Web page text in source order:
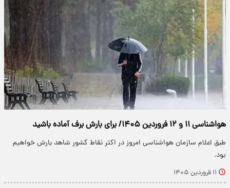
هواشناسی ۱۱ و ۱۲ فروردین ۱۴۰۵/ برای بارش برف آماده باشید
طبق اعلام سازمان هواشناسی امروز در اکثر نقاط کشور شاهد بارش خواهیم
بود.
۱۱ فروردین ۱۴۰۵